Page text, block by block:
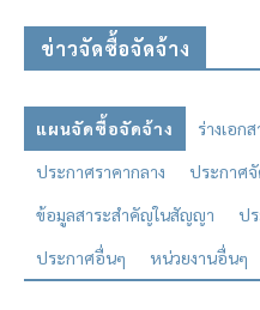
ข่าวจัดซื้อจัดจ้าง
แผนจัดซื้อจัดจ้าง
ร่างเอก
ประกาศราคากลาง
ประกาศ
ข้อมูลสาระสำคัญในสัญญา
ป
ประกาศอื่นๆ
หน่วยงานอื่นๆ